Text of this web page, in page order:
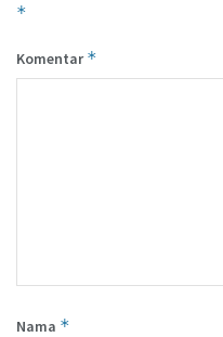
*
Komentar*
Nama *